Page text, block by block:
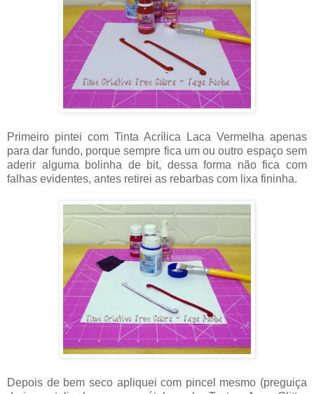
Primeiro pintei com Tinta Acrílica Laca Vermelha apenas
para dar fundo, porque sempre fica um ou outro espaço sem
aderir alguma bolinha de bit, dessa forma não fica com
falhas evidentes, antes retirei as rebarbas com lixa fininha.
Depois de bem seco apliquei com pincel mesmo (preguiça